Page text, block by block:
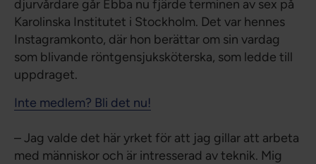
djurvårdare går Ebba nu fjärde terminen av sex på
Karolinska Institutet i Stockholm. Det var hennes
Instagramkonto, där hon berättar om sin vardag
som blivande röntgensjuksköterska, som ledde till
uppdraget.
Inte medlem? Bli det nu!
– Jag valde det här yrket för att jag gillar att arbeta
med människor och är intresserad av teknik. Mig